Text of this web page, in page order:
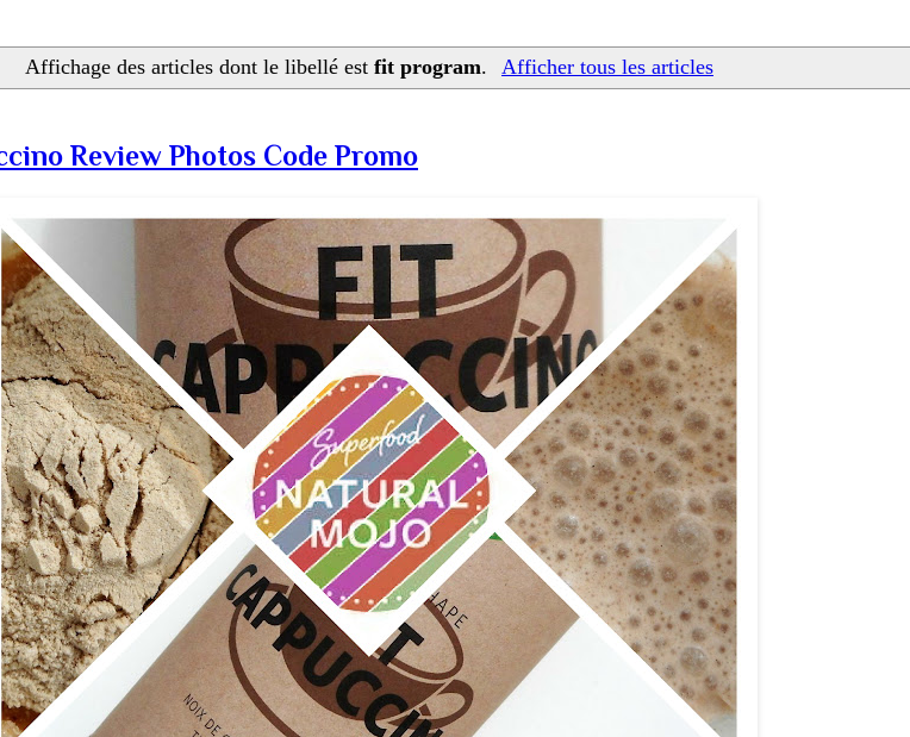
Affichage des articles dont le libellé est fit program. Afficher tous les articles
Review Photos Code Promo